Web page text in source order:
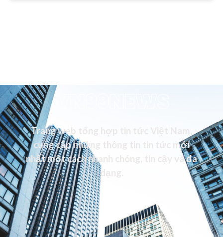
VN99NEWS
Trang web tổng hợp tin tức Việt Nam,
cung cấp những thông tin tin tức mới
nhất một cách nhanh chóng, tin cậy và đa
dạng.